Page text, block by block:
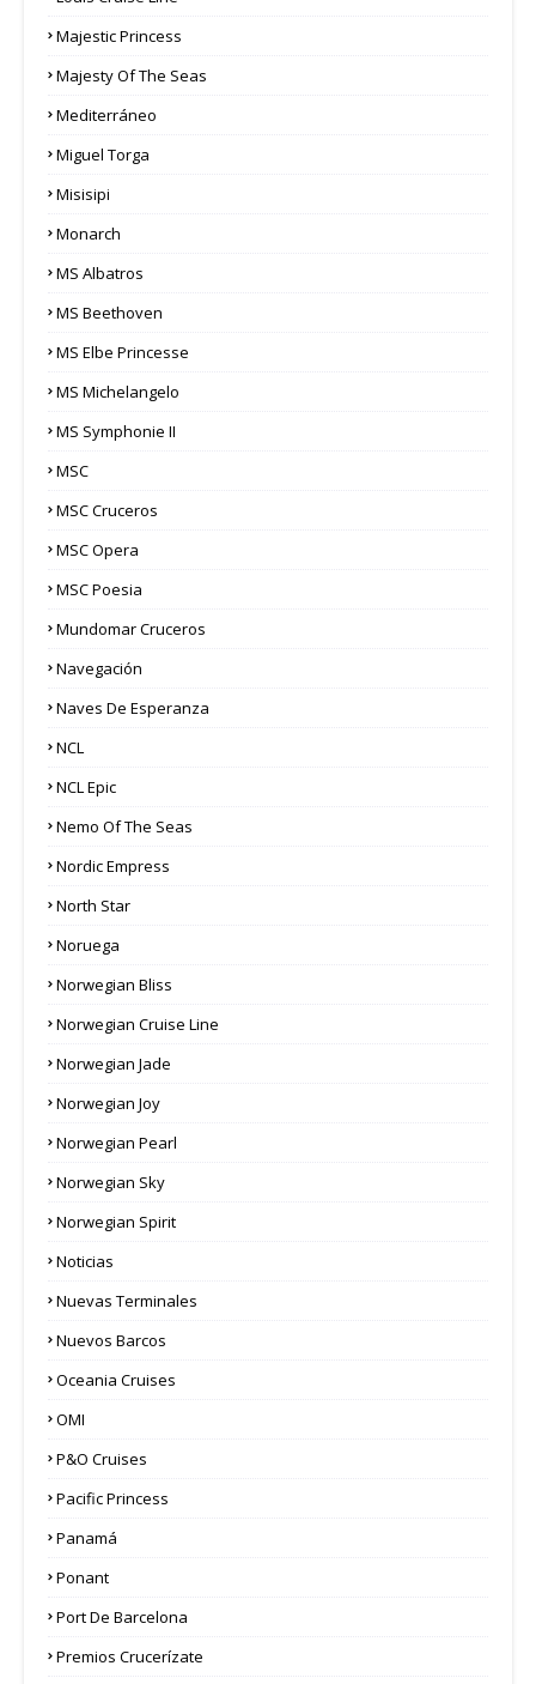
Majestic Princess
Majesty Of The Seas
Mediterráneo
Miguel Torga
Misisipi
Monarch
MS Albatros
MS Beethoven
MS Elbe Princesse
MS Michelangelo
MS Symphonie II
MSC
MSC Cruceros
MSC Opera
MSC Poesia
Mundomar Cruceros
Navegación
Naves De Esperanza
NCL
NCL Epic
Nemo Of The Seas
Nordic Empress
North Star
Noruega
Norwegian Bliss
Norwegian Cruise Line
Norwegian Jade
Norwegian Joy
Norwegian Pearl
Norwegian Sky
Norwegian Spirit
Noticias
Nuevas Terminales
Nuevos Barcos
Oceania Cruises
OMI
P&O Cruises
Pacific Princess
Panamá
Ponant
Port De Barcelona
Premios Crucerízate